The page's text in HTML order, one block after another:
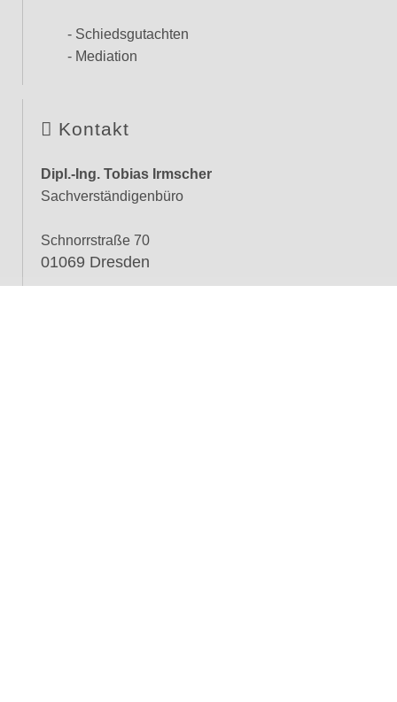
- Schiedsgutachten
- Mediation
Kontakt
Dipl.-Ing. Tobias Irmscher
Sachverständigenbüro
Schnorrstraße 70
01069 Dresden